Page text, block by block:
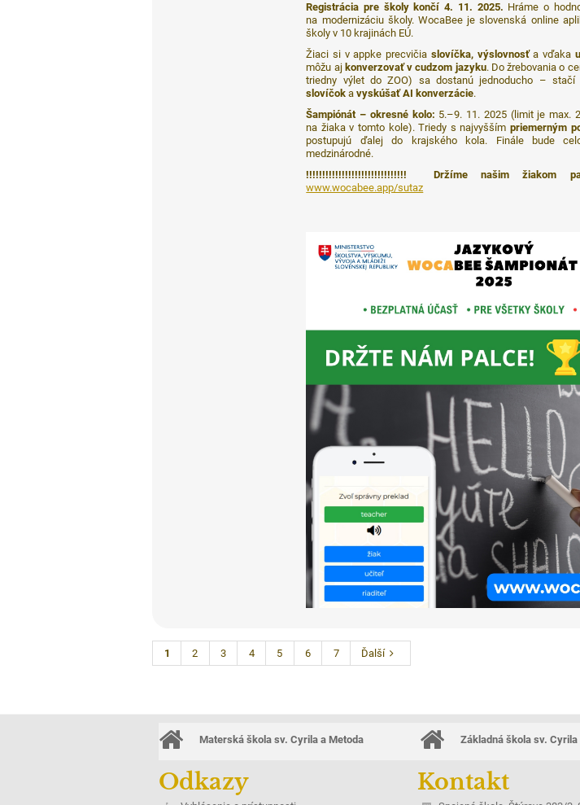
Registrácia pre školy končí 4. 11. 2025. Hráme o
na modernizáciu školy. WocaBee je slovenská online
školy v 10 krajinách EÚ.
Žiaci si v appke precvičia slovíčka, výslovnosťa vďaka
môžu aj konverzovať v cudzom jazyku. Do žrebovania o
triedny výlet do ZOO) sa dostanú jednoducho – stačí
slovíčok avyskúšať AI konverzácie.
Šampiónát – okresné kolo: 5.–9. 11. 2025 (limit je max.
na žiaka v tomto kole). Triedy s najvyšším priemerným
postupujú ďalej do krajského kola. Finále bude
medzinárodné.
!!!!!!!!!!!!!!!!!!!!!!!!!!!!!!! Držíme našim žiakom
www.wocabee.app/sutaz
1 2 3 4 5 6 7 Ďalší
Materská škola sv. Cyrila a Metoda Základná škola sv. Cyrila
Odkazy Kontakt